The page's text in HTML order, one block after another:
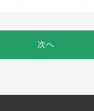
次へ